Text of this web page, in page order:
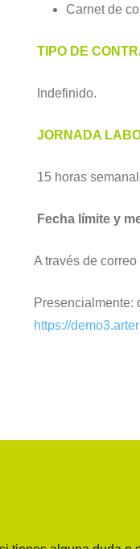
Carnet de
TIPO DE
Indefinido.
JORNADA
15 horas
Fecha límite y
A través de
Presencialmente:
https://